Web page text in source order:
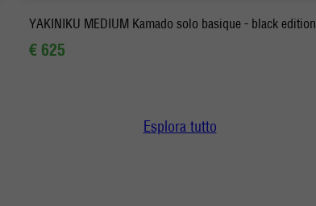
YAKINIKU MEDIUM Kamado solo basique - black edition
€ 625
Esplora tutto